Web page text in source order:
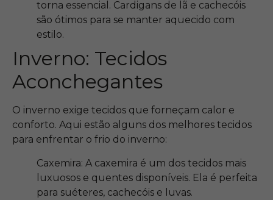
torna essencial. Cardigans de lã e cachecóis
são ótimos para se manter aquecido com
estilo.
Inverno: Tecidos
Aconchegantes
O inverno exige tecidos que forneçam calor e
conforto. Aqui estão alguns dos melhores tecidos
para enfrentar o frio do inverno:
Caxemira: A caxemira é um dos tecidos mais
luxuosos e quentes disponíveis. Ela é perfeita
para suéteres, cachecóis e luvas.